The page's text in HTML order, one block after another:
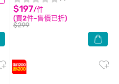
$197/件
(買2件-售價已折)
$299